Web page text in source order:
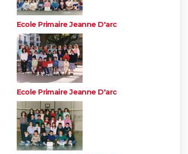
Ecole Primaire Jeanne D'arc
Ecole Primaire Jeanne D'arc